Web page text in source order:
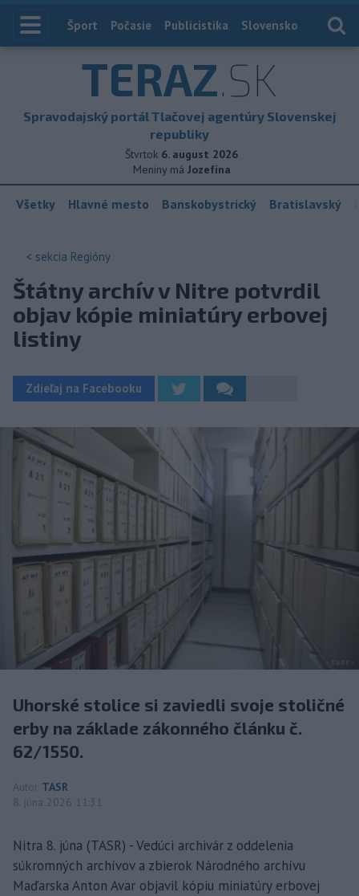
Index
Šport Počasie Publicistika Slovensko
TERAZ.SK
Spravodajský portál Tlačovej agentúry Slovenskej
republiky
Štvrtok 6. august 2026
Meniny má Jozefína
Všetky Hlavné mesto Banskobystrický Bratislavský
< sekcia Regióny
Štátny archív v Nitre potvrdil
objav kópie miniatúry erbovej
listiny
Zdieľaj na Facebooku
Uhorské stolice si zaviedli svoje stoličné
erby na základe zákonného článku č.
62/1550.
Autor TASR
8. júna 2026 11:31
Nitra 8. júna (TASR) - Vedúci archivár z oddelenia
súkromných archívov a zbierok Národného archívu
Maďarska Anton Avar objavil kópiu miniatúry erbovej